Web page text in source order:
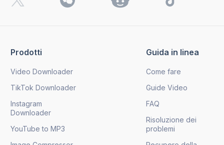
Prodotti
Video Downloader
TikTok Downloader
Instagram
Downloader
YouTube to MP3
Guida in linea
Come fare
Guide Video
FAQ
Risoluzione dei
problemi